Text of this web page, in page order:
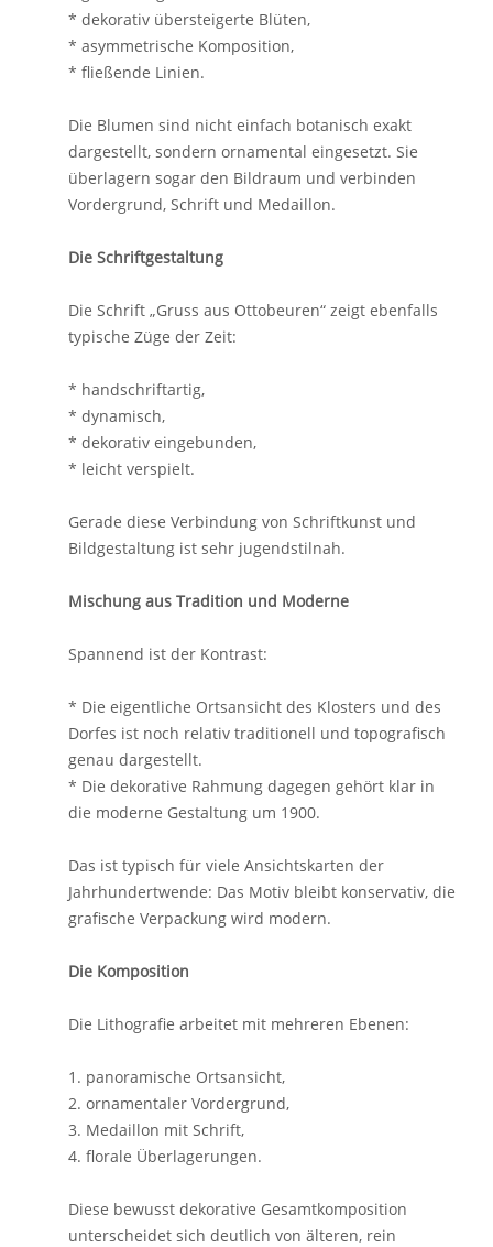
* dekorativ übersteigerte Blüten,
* asymmetrische Komposition,
* fließende Linien.
Die Blumen sind nicht einfach botanisch exakt
dargestellt, sondern ornamental eingesetzt. Sie
überlagern sogar den Bildraum und verbinden
Vordergrund, Schrift und Medaillon.
Die Schriftgestaltung
Die Schrift „Gruss aus Ottobeuren“ zeigt ebenfalls
typische Züge der Zeit:
* handschriftartig,
* dynamisch,
* dekorativ eingebunden,
* leicht verspielt.
Gerade diese Verbindung von Schriftkunst und
Bildgestaltung ist sehr jugendstilnah.
Mischung aus Tradition und Moderne
Spannend ist der Kontrast:
* Die eigentliche Ortsansicht des Klosters und des
Dorfes ist noch relativ traditionell und topografisch
genau dargestellt.
* Die dekorative Rahmung dagegen gehört klar in
die moderne Gestaltung um 1900.
Das ist typisch für viele Ansichtskarten der
Jahrhundertwende: Das Motiv bleibt konservativ, die
grafische Verpackung wird modern.
Die Komposition
Die Lithografie arbeitet mit mehreren Ebenen:
1. panoramische Ortsansicht,
2. ornamentaler Vordergrund,
3. Medaillon mit Schrift,
4. florale Überlagerungen.
Diese bewusst dekorative Gesamtkomposition
unterscheidet sich deutlich von älteren, rein